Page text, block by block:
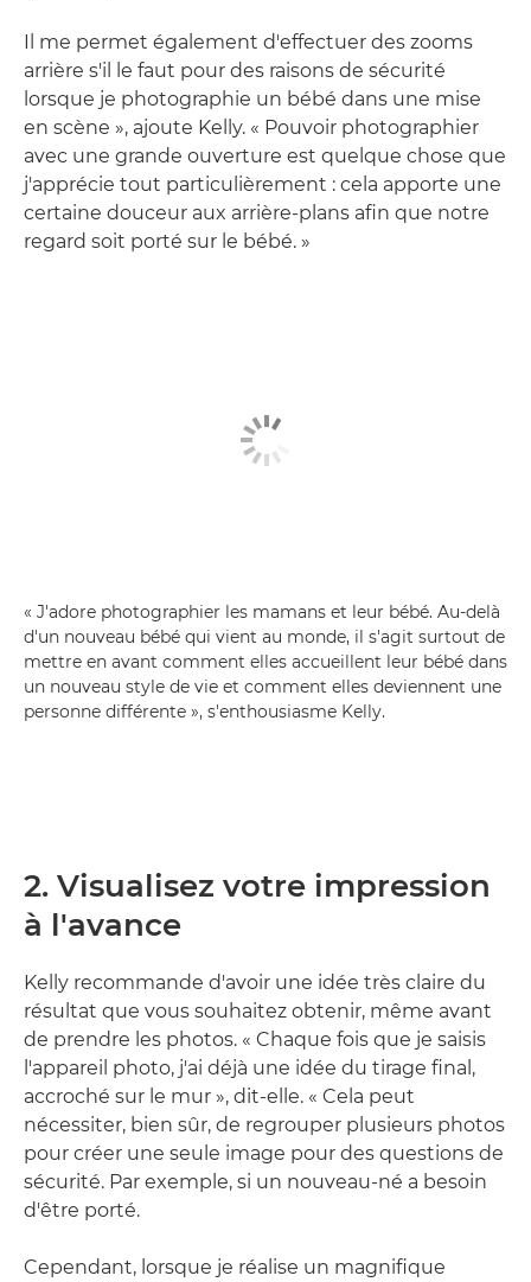
Il me permet également d'effectuer des zooms
arrière s'il le faut pour des raisons de sécurité
lorsque je photographie un bébé dans une mise
en scène », ajoute Kelly. « Pouvoir photographier
avec une grande ouverture est quelque chose que
j'apprécie tout particulièrement : cela apporte une
certaine douceur aux arrière-plans afin que notre
regard soit porté sur le bébé. »
« J'adore photographier les mamans et leur bébé. Au-delà
d'un nouveau bébé qui vient au monde, il s'agit surtout de
mettre en avant comment elles accueillent leur bébé dans
un nouveau style de vie et comment elles deviennent une
personne différente », s'enthousiasme Kelly.
2. Visualisez votre impression
à l'avance
Kelly recommande d'avoir une idée très claire du
résultat que vous souhaitez obtenir, même avant
de prendre les photos. « Chaque fois que je saisis
l'appareil photo, j'ai déjà une idée du tirage final,
accroché sur le mur », dit-elle. « Cela peut
nécessiter, bien sûr, de regrouper plusieurs photos
pour créer une seule image pour des questions de
sécurité. Par exemple, si un nouveau-né a besoin
d'être porté.
Cependant, lorsque je réalise un magnifique